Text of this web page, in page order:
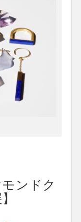
ンドク